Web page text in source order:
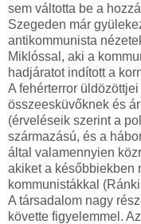
sem váltotta be a
Szegeden már
antikommunista
Miklóssal, aki a
hadjáratot indított a
A fehérterror
összeesküvőknek és
(érveléseik szerint a
származású, és a
által valamennyien
akiket a későbbiekben
kommunistákkal
A társadalom nagy
követte figyelemmel.